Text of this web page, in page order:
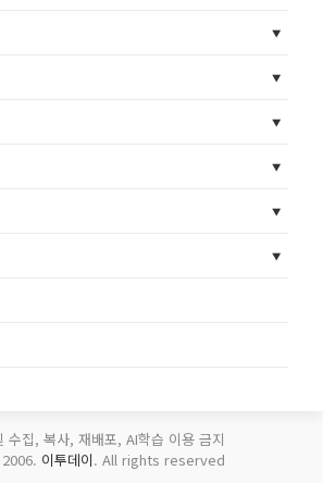
수집, 복사, 재배포, AI학습 이용 금지
이투데이. All rights reserved